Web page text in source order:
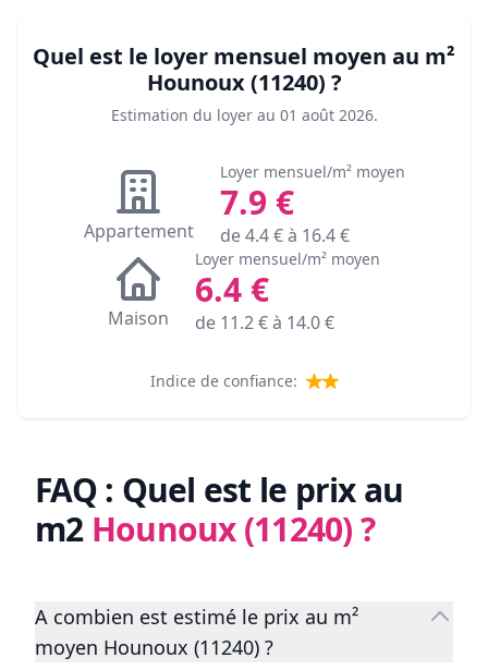
Quel est le loyer mensuel moyen au m²
Hounoux (11240) ?
Estimation du loyer au 01 août 2026.
Appartement
Loyer mensuel/m² moyen
7.9 €
de4.4€ à 16.4€
Maison
Loyer mensuel/m² moyen
6.4 €
de 11.2€ à 14.0€
Indice de confiance:
FAQ : Quel est le prix au
m2 Hounoux (11240)?
A combien est estimé le prix au m²
moyen Hounoux (11240) ?